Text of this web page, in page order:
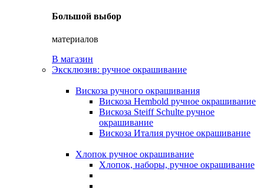
Большой выбор
материалов
В магазин
Эксклюзив: ручное окрашивание
Вискоза ручного окрашивания
Вискоза Hembold ручное окрашивание
Вискоза Steiff Schulte ручное
окрашивание
Вискоза Италия ручное окрашивание
Хлопок ручное окрашивание
Хлопок, наборы, ручное окрашивание